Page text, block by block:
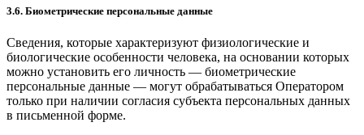
3.6. Биометрические персональные данные
Сведения, которые характеризуют физиологические и
биологические особенности человека, на основании которых
можно установить его личность — биометрические
персональные данные — могут обрабатываться Оператором
только при наличии согласия субъекта персональных данных
в письменной форме.